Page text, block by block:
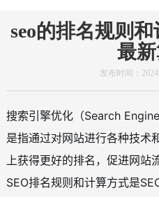
微信小程序建设 小程序商城
seo的排名规则
最
发布时间：
搜索引擎优化（Search
是指通过对网站进行各种技术
上获得更好的排名，促进网站
SEO排名规则和计算方式是